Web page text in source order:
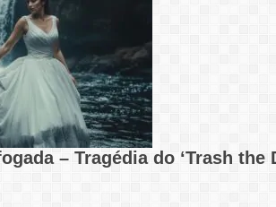
– Tragédia do ‘Trash